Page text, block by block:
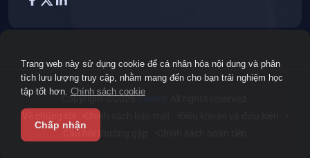
Trang web này sử dụng cookie để cá nhân hóa nội dung và phân
tích lưu lượng truy cập, nhằm mang đến cho bạn trải nghiệm học
tập tốt hơn. Chính sách cookie
Chấp nhận
Copyright ©2026icdemy
Chính sách bảo mật
Câu hỏi thường gặp